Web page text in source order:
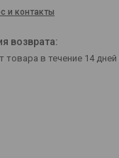
и контакты
товара в течение 14 дней